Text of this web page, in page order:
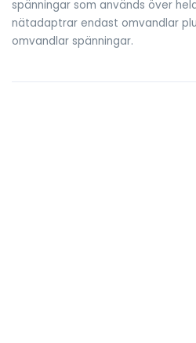
spänningar som används över
nätadaptrar endast omvandlar
omvandlar spänningar.